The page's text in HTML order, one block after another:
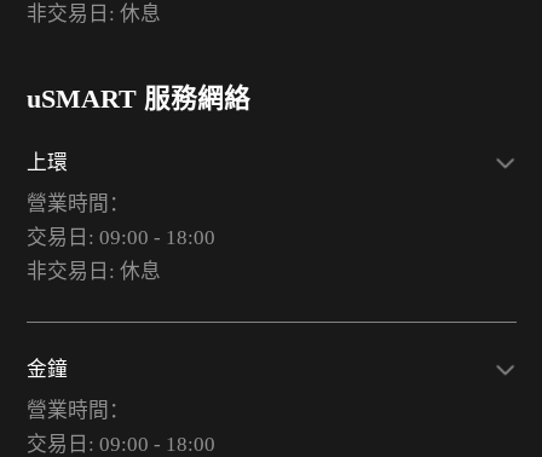
非交易日: 休息
uSMART 服務網絡
上環
營業時間：
交易日: 09:00 - 18:00
非交易日: 休息
金鐘
營業時間：
交易日: 09:00 - 18:00